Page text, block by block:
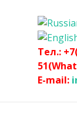
Тел.:
E-mail: